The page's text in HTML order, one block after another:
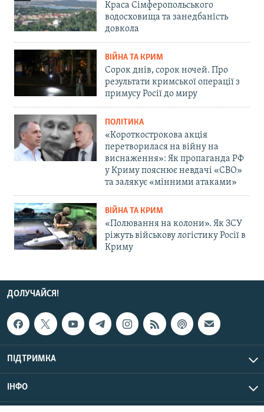
Краса Сімферопольського
водосховища та занедбаність
довкола
ВІЙНА ТА КРИМ
Сорок днів, сорок ночей. Про
результати кримської операції з
примусу Росії до миру
ПОЛІТИКА
«Короткострокова акція
перетворилася на війну на
виснаження»: Як пропаганда РФ
у Криму пояснює невдачі «СВО»
та залякує «мінними атаками»
ВІЙНА ТА КРИМ
«Полювання на колони». Як ЗСУ
ріжуть військову логістику Росії в
Криму
ДОЛУЧАЙСЯ!
ПІДТРИМКА
ІНФО